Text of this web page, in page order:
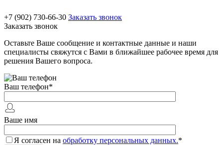
+7 (902) 730-66-30 Заказать звонок
Заказать звонок
Оставьте Ваше сообщение и контактные данные и наши
специалисты свяжутся с Вами в ближайшее рабочее время для
решения Вашего вопроса.
Ваш телефон*
Ваше имя
Я согласен на обработку персональных данных.*